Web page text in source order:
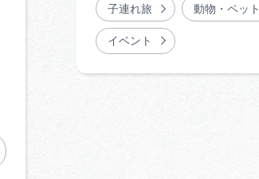
子連れ旅 動物・ペット
イベント